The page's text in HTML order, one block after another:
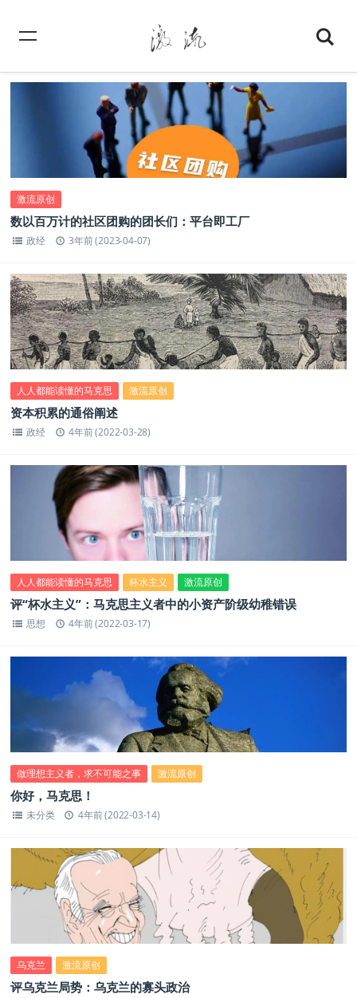
激流原创
数以百万计的社区团购的团长们：平台即工厂
政经 3年前 (2023-04-07)
人人都能读懂的马克思 激流原创
资本积累的通俗阐述
政经 4年前 (2022-03-28)
人人都能读懂的马克思 杯水主义 激流原创
评“杯水主义”：马克思主义者中的小资产阶级幼稚错误
思想 4年前 (2022-03-17)
做理想主义者，求不可能之事 激流原创
你好，马克思！
未分类 4年前 (2022-03-14)
乌克兰 激流原创
评乌克兰局势：乌克兰的寡头政治